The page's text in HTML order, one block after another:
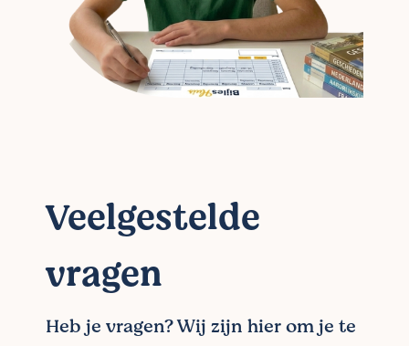
Veelgestelde
vragen
Heb je vragen? Wij zijn hier om je te